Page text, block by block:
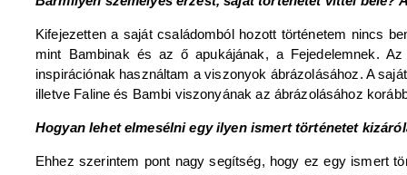
Kifejezetten a saját családomból hozott történetem nincs
mint Bambinak és az ő apukájának, a Fejedelemnek.
inspirációnak használtam a viszonyok ábrázolásához. A
illetve Faline és Bambi viszonyának az ábrázolásához
Hogyan lehet elmesélni egy ilyen ismert történetet
Ehhez szerintem pont nagy segítség, hogy ez egy ismert